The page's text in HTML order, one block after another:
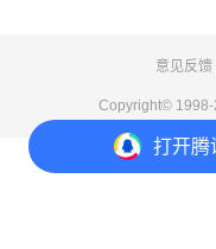
打开腾
意见反馈
Copyright© 1998-